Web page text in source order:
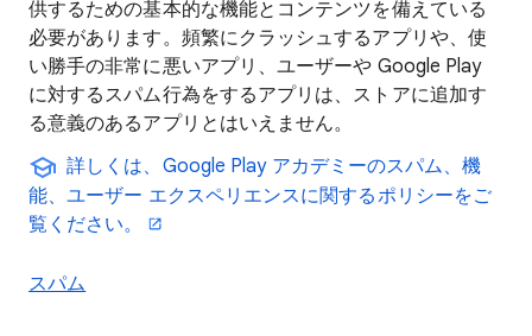
供するための基本的な機能とコンテンツを備えている
必要があります。頻繁にクラッシュするアプリや、使
い勝手の非常に悪いアプリ、ユーザーや Google Play
に対するスパム行為をするアプリは、ストアに追加す
る意義のあるアプリとはいえません。
詳しくは、Google Play アカデミーのスパム、機
能、ユーザー エクスペリエンスに関するポリシーをご
覧ください。
スパム